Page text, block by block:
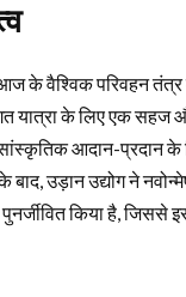
आज के वैश्विक परिवहन
यात्रा के लिए एक सहज
आदान-प्रदान के
उड़ान उद्योग ने
किया है, जिससे